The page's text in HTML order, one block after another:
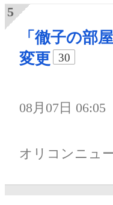
「徹子の部
変更
30
08月07日 06:05
オリコンニュ